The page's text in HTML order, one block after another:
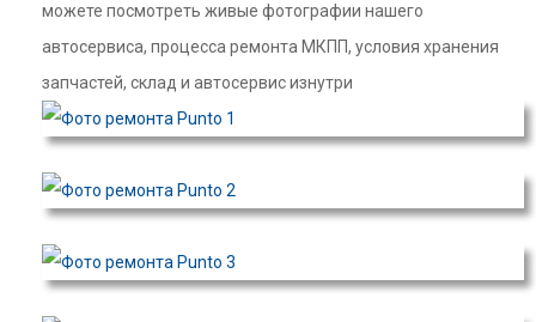
можете посмотреть живые фотографии нашего
автосервиса, процесса ремонта МКПП, условия хранения
запчастей, склад и автосервис изнутри